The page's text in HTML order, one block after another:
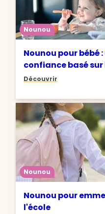
Nounou
Nounou pour bébé
confiance basé
Découvrir
Nounou
Nounou pour
l'école